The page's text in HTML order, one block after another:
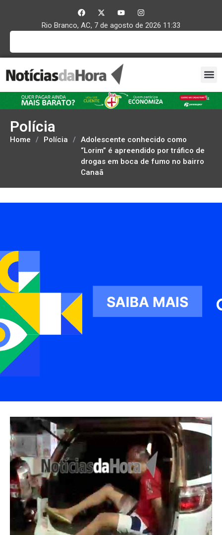
Rio Branco, AC, 7 de agosto de 2026 11:33
Polícia
Home / Polícia / Adolescente conhecido como
“Lorim” é apreendido por tráfico de
drogas em boca de fumo no bairro
Canaã